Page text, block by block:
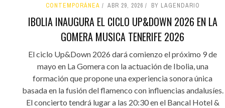
CONTEMPORÁNEA ABR 29, 2026 BY LAGENDARIO
IBOLIA INAUGURA EL CICLO UP&DOWN 2026 EN LA
GOMERA MUSICA TENERIFE 2026
El ciclo Up&Down 2026 dará comienzo el próximo 9 de
mayo en La Gomera con la actuación de Ibolia, una
formación que propone una experiencia sonora única
basada en la fusión del flamenco con influencias andalusíes.
El concierto tendrá lugar a las 20:30 en el Bancal Hotel &